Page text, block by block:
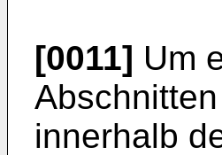
[0011] Um
innerhalb